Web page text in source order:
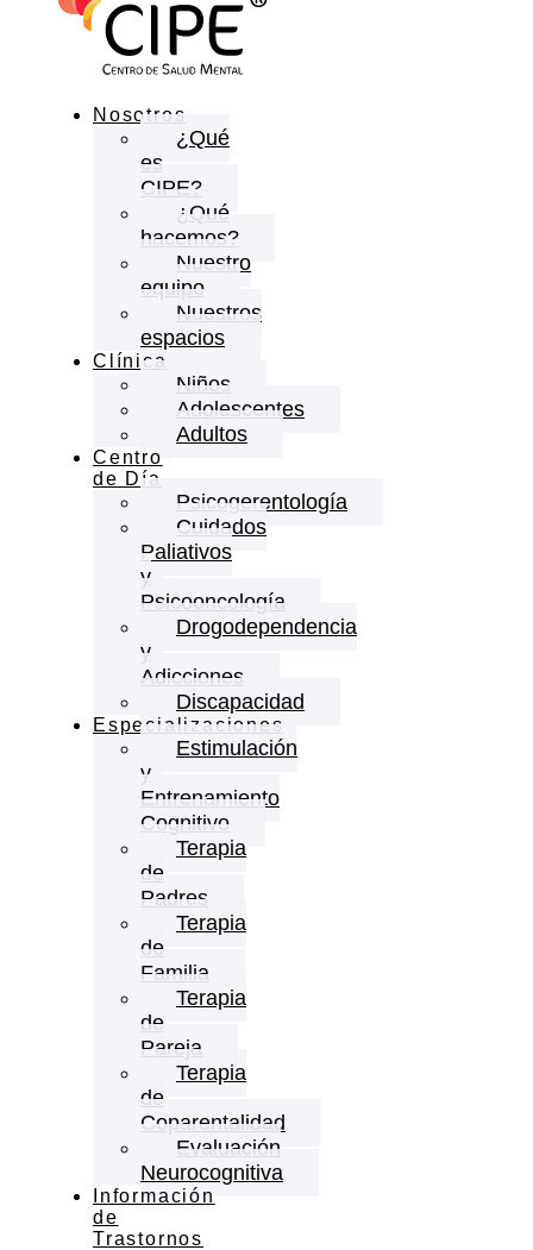
Nosotros
¿Qué
es
CIPE?
¿Qué
hacemos?
Nuestro
equipo
Nuestros
espacios
Clínica
Niños
Adolescentes
Adultos
Centro
de Día
Psicogerentología
Cuidados
Paliativos
y
Psicooncología
Drogodependencia
y
Adicciones
Discapacidad
Especializaciones
Estimulación
y
Entrenamiento
Cognitivo
Terapia
de
Padres
Terapia
de
Familia
Terapia
de
Pareja
Terapia
de
Coparentalidad
Evaluación
Neurocognitiva
Información
de
Trastornos